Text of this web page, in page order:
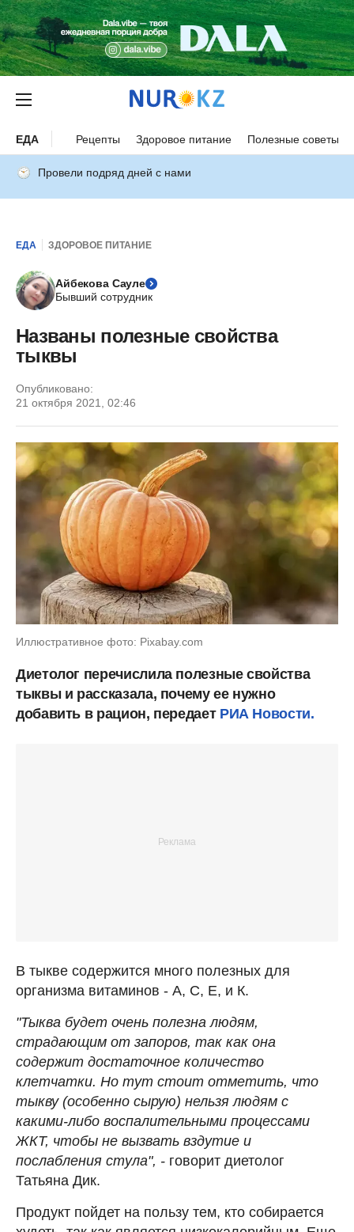
ЕДА Рецепты Здоровое питание Полезные советы
Провели подряд дней с нами
ЕДА ЗДОРОВОЕ ПИТАНИЕ
Айбекова Сауле
Бывший сотрудник
Названы полезные свойства
тыквы
Опубликовано:
21 октября 2021, 02:46
Иллюстративное фото: Pixabay.com
Диетолог перечислила полезные свойства
тыквы и рассказала, почему ее нужно
добавить в рацион, передает РИА Новости.
В тыкве содержится много полезных для
организма витаминов - А, С, Е, и К.
"Тыква будет очень полезна людям,
страдающим от запоров, так как она
содержит достаточное количество
клетчатки. Но тут стоит отметить, что
тыкву (особенно сырую) нельзя людям с
какими-либо воспалительными процессами
ЖКТ, чтобы не вызвать вздутие и
послабления стула", - говорит диетолог
Татьяна Дик.
Продукт пойдет на пользу тем, кто собирается